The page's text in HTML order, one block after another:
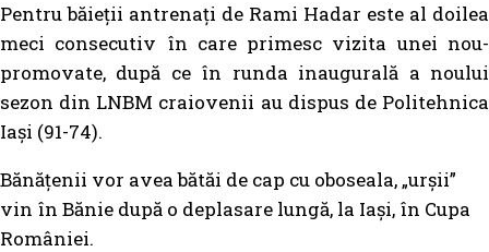
Pentru băieții antrenați de Rami Hadar este al doilea
meci consecutiv în care primesc vizita unei nou-
promovate, după ce în runda inaugurală a noului
sezon din LNBM craiovenii au dispus de Politehnica
Iași (91-74).
Bănățenii vor avea bătăi de cap cu oboseala, „urșii”
vin în Bănie după o deplasare lungă, la Iași, în Cupa
României.